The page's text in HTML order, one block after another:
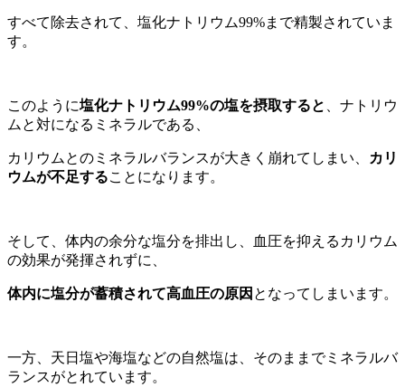
すべて除去されて、塩化ナトリウム99%まで精製されていま
す。
このように塩化ナトリウム99%の塩を摂取すると
、ナトリウ
ムと対になるミネラルである、
カリウムとのミネラルバランスが大きく崩れてしまい、
カリ
ウムが不足することになります。
そして、体内の余分な塩分を排出し、血圧を抑えるカリウム
の効果が発揮されずに、
体内に塩分が蓄積されて高血圧の原因 となってしまいます。
一方、天日塩や海塩などの自然塩は、そのままでミネラルバ
ランスがとれています。